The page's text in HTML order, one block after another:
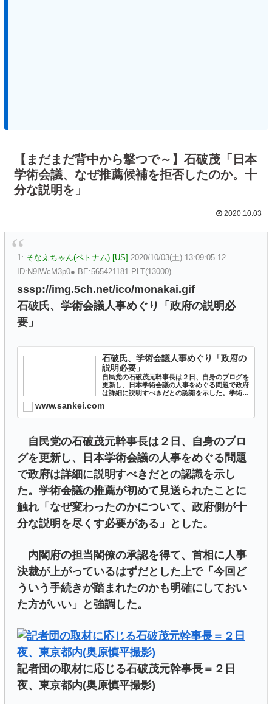
【まだまだ背中から撃つで～】石破茂「日本
学術会議、なぜ推薦候補を拒否したのか。十
分な説明を」
2020.10.03
1: そなえちゃん(ベトナム) [US] 2020/10/03(土) 13:09:05.12
ID:N9IWcM3p0● BE:565421181-PLT(13000)
sssp://img.5ch.net/ico/monakai.gif
石破氏、学術会議人事めぐり「政府の説明必
要」
石破氏、学術会議人事めぐり「政府の
説明必要」
自民党の石破茂元幹事長は２日、自身のブログを
更新し、日本学術会議の人事をめぐる問題で政府
は詳細に説明すべきだとの認識を示した。学術会
www.sankei.com
自民党の石破茂元幹事長は２日、自身のブロ
グを更新し、日本学術会議の人事をめぐる問題
で政府は詳細に説明すべきだとの認識を示し
た。学術会議の推薦が初めて見送られたことに
触れ「なぜ変わったのかについて、政府側が十
分な説明を尽くす必要がある」とした。
内閣府の担当閣僚の承認を得て、首相に人事
決裁が上がっているはずだとした上で「今回ど
ういう手続きが踏まれたのかも明確にしておい
た方がいい」と強調した。
記者団の取材に応じる石破茂元幹事長＝２日
夜、東京都内(奥原慎平撮影)